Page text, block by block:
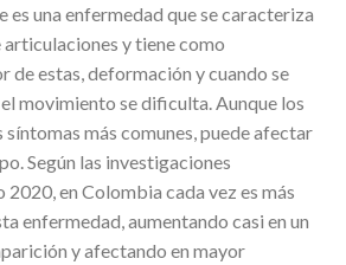
una enfermedad que se caracteriza
y tiene como
de estas, deformación y cuando se
movimiento se dificulta. Aunque los
síntomas más comunes, puede afectar
Según las investigaciones
2020, en Colombia cada vez es más
enfermedad, aumentando casi en un
y afectando en mayor